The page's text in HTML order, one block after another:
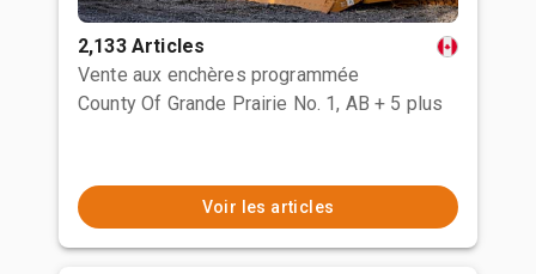
2,133 Articles
Vente aux enchères programmée
County Of Grande Prairie No. 1, AB + 5 plus
Voir les articles